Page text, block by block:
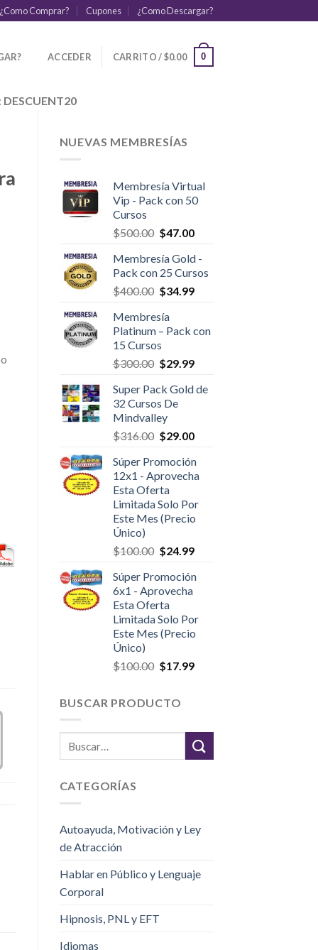
¿Como Comprar? Cupones ¿Como Descargar?
ACCEDER CARRITO /$0.00 0
DESCUENT20
NUEVAS MEMBRESÍAS
Membresía Virtual
Vip - Pack con 50
Cursos
$500.00 $47.00
Membresía Gold -
Pack con 25 Cursos
$400.00 $34.99
Membresía
Platinum – Pack con
15 Cursos
$300.00 $29.99
Super Pack Gold de
32 Cursos De
Mindvalley
$316.00 $29.00
Súper Promoción
12x1 - Aprovecha
Esta Oferta
Limitada Solo Por
Este Mes (Precio
Único)
$100.00 $24.99
Súper Promoción
6x1 - Aprovecha
Esta Oferta
Limitada Solo Por
Este Mes (Precio
Único)
$100.00 $17.99
BUSCAR PRODUCTO
CATEGORÍAS
Autoayuda, Motivación y Ley
de Atracción
Hablar en Público y Lenguaje
Corporal
Hipnosis, PNL y EFT
Idiomas